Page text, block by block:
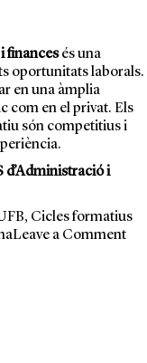
financesés una
oportunitats laborals.
en una àmplia
com en el privat. Els
són competitius i
d’Administració i
, Cicles formatius
Leave a Commenton